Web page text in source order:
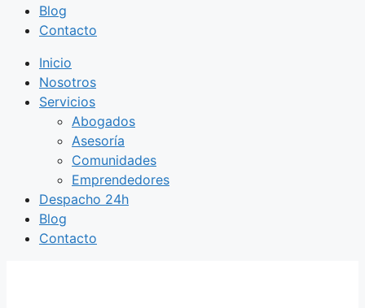
Blog
Contacto
Inicio
Nosotros
Servicios
Abogados
Asesoría
Comunidades
Emprendedores
Despacho 24h
Blog
Contacto